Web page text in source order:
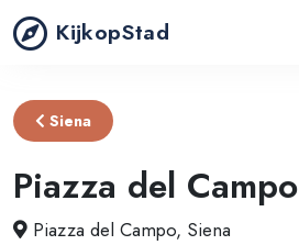
KijkopStad
Siena
Piazza del Campo
Piazza del Campo, Siena